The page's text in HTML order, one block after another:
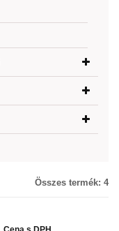
Összes termék: 4